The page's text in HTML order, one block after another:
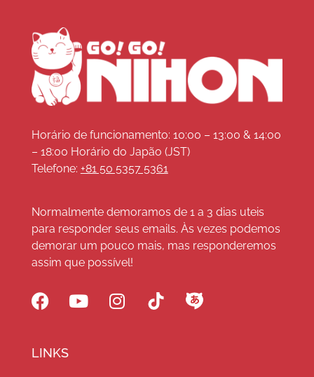
Horário de funcionamento: 10:00 – 13:00 & 14:00
– 18:00 Horário do Japão (JST)
Telefone: +81 50 5357 5361
Normalmente demoramos de 1 a 3 dias uteis
para responder seus emails. Às vezes podemos
demorar um pouco mais, mas responderemos
assim que possível!
LINKS